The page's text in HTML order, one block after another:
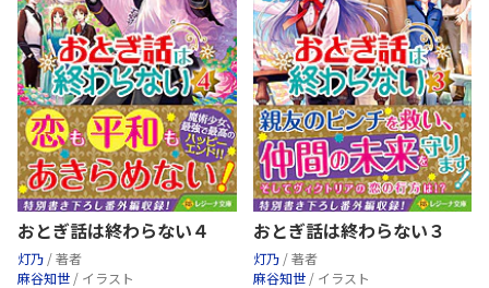
おとぎ話は終わらない４
灯乃 / 著者
麻谷知世 / イラスト
おとぎ話は終わらない３
灯乃 / 著者
麻谷知世 / イラスト